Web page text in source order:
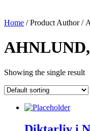
Home / Product Author
Showing the single result